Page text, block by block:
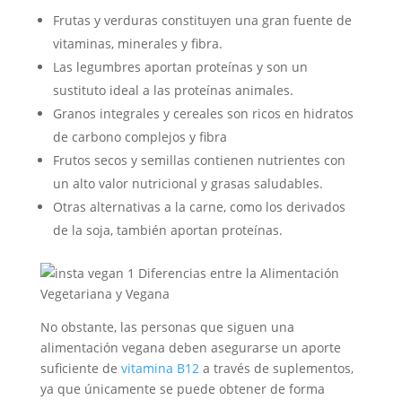
Frutas y verduras constituyen una gran fuente de
vitaminas, minerales y fibra.
Las legumbres aportan proteínas y son un
sustituto ideal a las proteínas animales.
Granos integrales y cereales son ricos en hidratos
de carbono complejos y fibra
Frutos secos y semillas contienen nutrientes con
un alto valor nutricional y grasas saludables.
Otras alternativas a la carne, como los derivados
de la soja, también aportan proteínas.
No obstante, las personas que siguen una
alimentación vegana deben asegurarse un aporte
suficiente de vitamina B12a través de suplementos,
ya que únicamente se puede obtener de forma